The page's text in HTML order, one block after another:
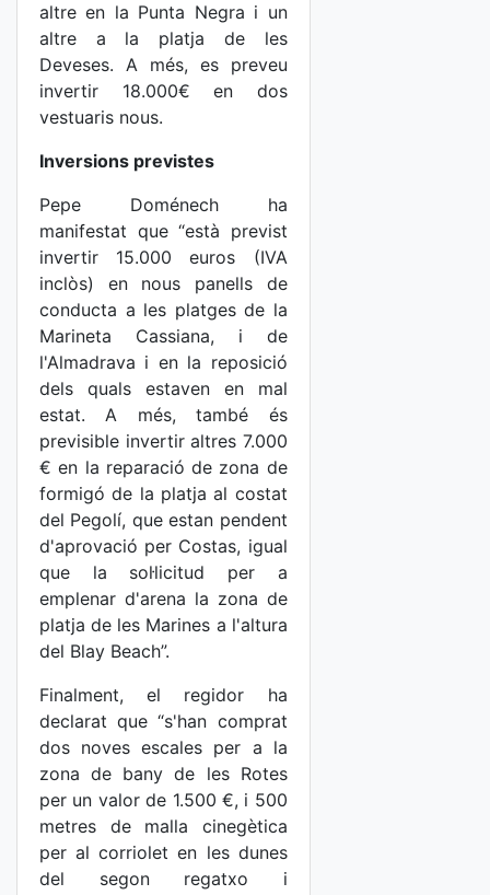
altre en la Punta Negra i un
altre a la platja de les
Deveses. A més, es preveu
invertir 18.000€ en dos
vestuaris nous.
Inversions previstes
Pepe Doménech ha
manifestat que “està previst
invertir 15.000 euros (IVA
inclòs) en nous panells de
conducta a les platges de la
Marineta Cassiana, i de
l'Almadrava i en la reposició
dels quals estaven en mal
estat. A més, també és
previsible invertir altres 7.000
€ en la reparació de zona de
formigó de la platja al costat
del Pegolí, que estan pendent
d'aprovació per Costas, igual
que la sol·licitud per a
emplenar d'arena la zona de
platja de les Marines a l'altura
del Blay Beach”.
Finalment, el regidor ha
declarat que “s'han comprat
dos noves escales per a la
zona de bany de les Rotes
per un valor de 1.500 €, i 500
metres de malla cinegètica
per al corriolet en les dunes
del segon regatxo i